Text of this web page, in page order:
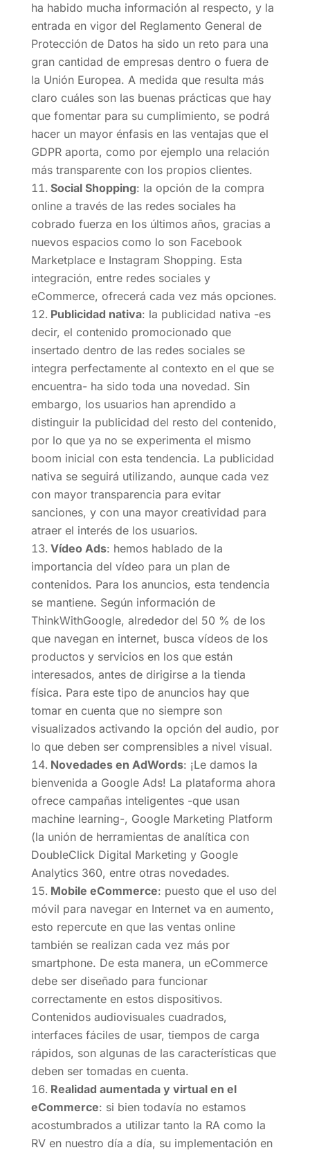
ha habido mucha información al respecto, y la
entrada en vigor del Reglamento General de
Protección de Datos ha sido un reto para una
gran cantidad de empresas dentro o fuera de
la Unión Europea. A medida que resulta más
claro cuáles son las buenas prácticas que hay
que fomentar para su cumplimiento, se podrá
hacer un mayor énfasis en las ventajas que el
GDPR aporta, como por ejemplo una relación
más transparente con los propios clientes.
Social Shopping: la opción de la compra
online a través de las redes sociales ha
cobrado fuerza en los últimos años, gracias a
nuevos espacios como lo son Facebook
Marketplace e Instagram Shopping. Esta
integración, entre redes sociales y
eCommerce, ofrecerá cada vez más opciones.
Publicidad nativa: la publicidad nativa -es
decir, el contenido promocionado que
insertado dentro de las redes sociales se
integra perfectamente al contexto en el que se
encuentra- ha sido toda una novedad. Sin
embargo, los usuarios han aprendido a
distinguir la publicidad del resto del contenido,
por lo que ya no se experimenta el mismo
boom inicial con esta tendencia. La publicidad
nativa se seguirá utilizando, aunque cada vez
con mayor transparencia para evitar
sanciones, y con una mayor creatividad para
atraer el interés de los usuarios.
Vídeo Ads: hemos hablado de la
importancia del vídeo para un plan de
contenidos. Para los anuncios, esta tendencia
se mantiene. Según información de
ThinkWithGoogle, alrededor del 50 % de los
que navegan en internet, busca vídeos de los
productos y servicios en los que están
interesados, antes de dirigirse a la tienda
física. Para este tipo de anuncios hay que
tomar en cuenta que no siempre son
visualizados activando la opción del audio, por
lo que deben ser comprensibles a nivel visual.
Novedades en AdWords: ¡Le damos la
bienvenida a Google Ads! La plataforma ahora
ofrece campañas inteligentes -que usan
machine learning-, Google Marketing Platform
(la unión de herramientas de analítica con
DoubleClick Digital Marketing y Google
Analytics 360, entre otras novedades.
Mobile eCommerce: puesto que el uso del
móvil para navegar en Internet va en aumento,
esto repercute en que las ventas online
también se realizan cada vez más por
smartphone. De esta manera, un eCommerce
debe ser diseñado para funcionar
correctamente en estos dispositivos.
Contenidos audiovisuales cuadrados,
interfaces fáciles de usar, tiempos de carga
rápidos, son algunas de las características que
deben ser tomadas en cuenta.
Realidad aumentada y virtual en el
eCommerce: si bien todavía no estamos
acostumbrados a utilizar tanto la RA como la
RV en nuestro día a día, su implementación en